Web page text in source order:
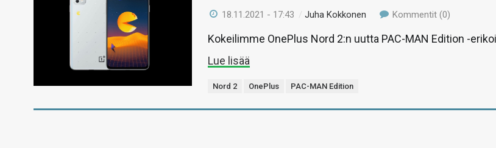
18.11.2021 - 17:43 /Juha Kokkonen Kommentit (0)
Kokeilimme OnePlus Nord 2:n uutta PAC-MAN Edition -
Lue lisää
Nord 2 OnePlus PAC-MAN Edition